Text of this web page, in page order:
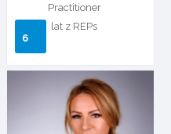
Practitioner
6
lat z REPs